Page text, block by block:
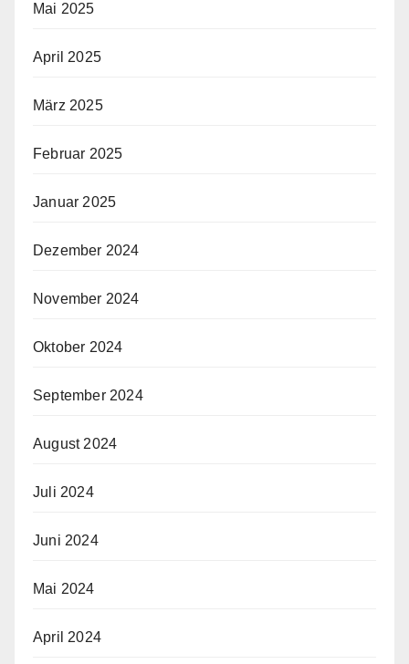
Mai 2025
April 2025
März 2025
Februar 2025
Januar 2025
Dezember 2024
November 2024
Oktober 2024
September 2024
August 2024
Juli 2024
Juni 2024
Mai 2024
April 2024